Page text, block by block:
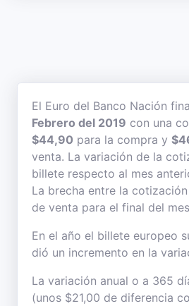
El Euro del Banco Nación
Febrero del 2019 con una
$44,90 para la compra y
venta. La variación de la
billete respecto al mes
La brecha entre la
de venta para el final del
En el año el billete europeo
dió un incremento en la
La variación anual o a 365
(unos $21,00 de diferencia